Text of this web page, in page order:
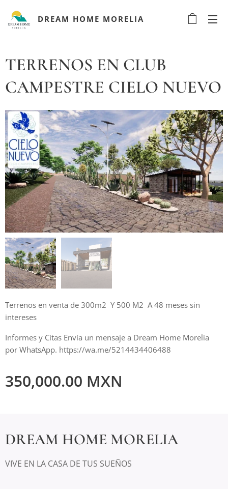
DREAM HOME MORELIA
TERRENOS EN CLUB
CAMPESTRE CIELO NUEVO
Terrenos en venta de 300m2 Y 500 M2 A 48 meses sin
intereses
Informes y Citas Envía un mensaje a Dream Home Morelia
por WhatsApp. https://wa.me/5214434406488
350,000.00 MXN
DREAM HOME MORELIA
VIVE EN LA CASA DE TUS SUEÑOS